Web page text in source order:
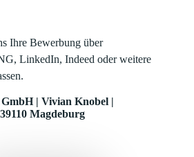
Ihre Bewerbung über
LinkedIn, Indeed oder weitere
| Vivian Knobel |
Magdeburg